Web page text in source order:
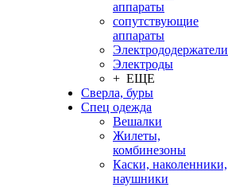
аппараты
сопутствующие
аппараты
Электрододержатели
Электроды
+ ЕЩЕ
Сверла, буры
Спец одежда
Вешалки
Жилеты,
комбинезоны
Каски, наколенники,
наушники